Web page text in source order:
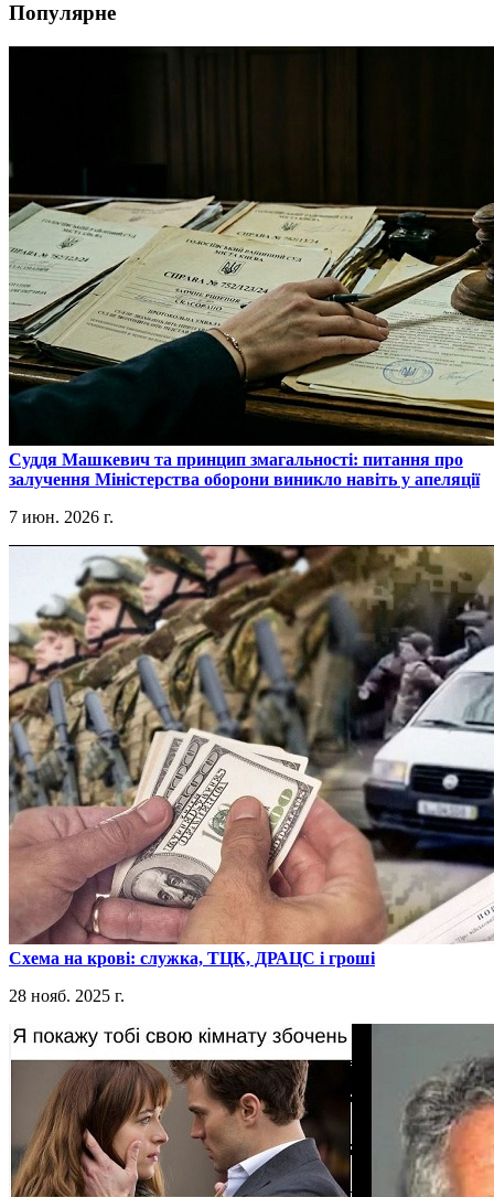
Популярне
​Суддя Машкевич та принцип змагальності: питання про
залучення Міністерства оборони виникло навіть у апеляції
7 июн. 2026 г.
​Схема на крові: служка, ТЦК, ДРАЦС і гроші
28 нояб. 2025 г.